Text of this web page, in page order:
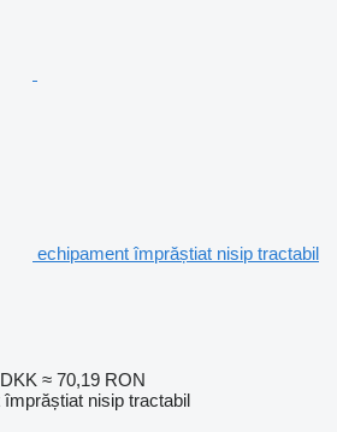
echipament împrăștiat nisip tractabil
≈ 70,19 RON
nisip tractabil